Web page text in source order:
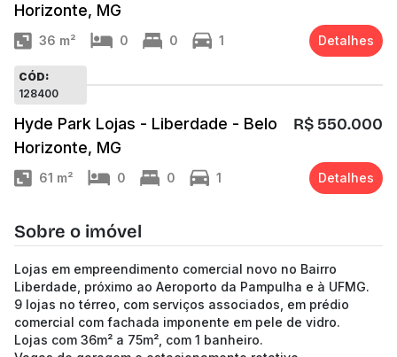
Horizonte, MG
36 m² 0 0 1 Detalhes
CÓD:
128400
Hyde Park Lojas - Liberdade - Belo
Horizonte, MG
R$ 550.000
61 m² 0 0 1 Detalhes
Sobre o imóvel
Lojas em empreendimento comercial novo no Bairro
Liberdade, próximo ao Aeroporto da Pampulha e à UFMG.
9 lojas no térreo, com serviços associados, em prédio
comercial com fachada imponente em pele de vidro.
Lojas com 36m² a 75m², com 1 banheiro.